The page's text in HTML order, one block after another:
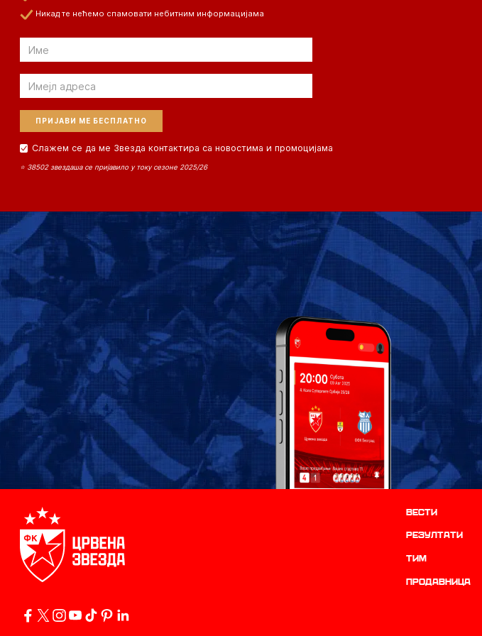
Никад те нећемо спамовати небитним информацијама
Email
Email
Слажем се да ме Звезда контактира са новостима и промоцијама
⭐ 38502 звездаша се пријавило у току сезоне 2025/26
Вести
резултати
ТИМ
продавница